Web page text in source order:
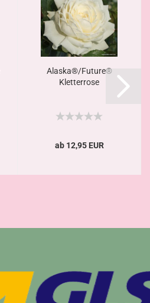
Alaska®/Future®
Kletterrose
ab 12,95 EUR